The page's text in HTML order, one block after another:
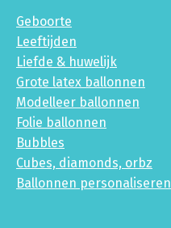
Geboorte
Leeftijden
Liefde & huwelijk
Grote latex ballonnen
Modelleer ballonnen
Folie ballonnen
Bubbles
Cubes, diamonds, orbz
Ballonnen personaliseren